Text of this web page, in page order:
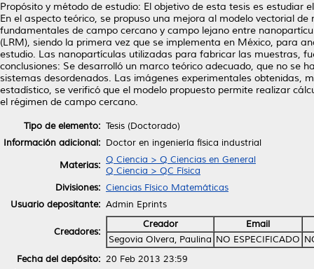
Propósito y método de estudio: El objetivo de esta tesis es
En el aspecto teórico, se propuso una mejora al modelo vectorial
fundamentales de campo cercano y campo lejano entre
(LRM), siendo la primera vez que se implementa en México, para
estudio. Las nanopartículas utilizadas para fabricar las muestras,
conclusiones: Se desarrolló un marco teórico adecuado, que no se
sistemas desordenados. Las imágenes experimentales obtenidas,
estadístico, se verificó que el modelo propuesto permite realizar
el régimen de campo cercano.
Tipo de elemento: Tesis (Doctorado)
Información adicional: Doctor en ingeniería física industrial
Materias: Q Ciencia > Q Ciencias en General
Q Ciencia > QC Física
Divisiones: Ciencias Físico Matemáticas
Usuario depositante: Admin Eprints
Creadores:
Creador
Email
Segovia Olvera, Paulina NO ESPECIFICADO
Fecha del depósito: 20 Feb 2013 23:59